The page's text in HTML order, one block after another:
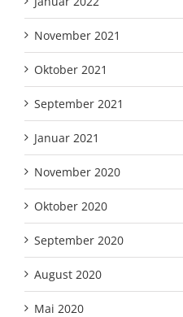
November 2021
Oktober 2021
September 2021
Januar 2021
November 2020
Oktober 2020
September 2020
August 2020
Mai 2020